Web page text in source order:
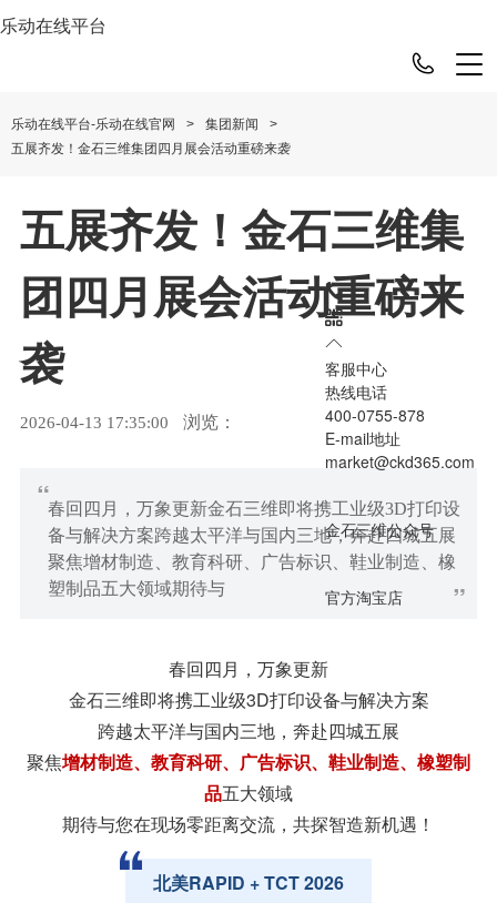
乐动在线平台
乐动在线平台-乐动在线官网 > 集团新闻
>
五展齐发！金石三维集团四月展会活动重磅来袭
五展齐发！金石三维集
团四月展会活动重磅来
袭
2026-04-13 17:35:00 浏览：
“春回四月，万象更新金石三维即将携工业级3D打印设
备与解决方案跨越太平洋与国内三地，奔赴四城五展
聚焦增材制造、教育科研、广告标识、鞋业制造、橡
塑制品五大领域期待与
”
春回四月，万象更新
金石三维即将携工业级3D打印设备与解决方案
跨越太平洋与国内三地，奔赴四城五展
聚焦增材制造、教育科研、广告标识、鞋业制造、橡塑制
品五大领域
期待与您在现场零距离交流，共探智造新机遇！
北美RAPID + TCT 2026
客服中心
热线电话
400-0755-878
E-mail地址
market@ckd365.com
金石三维公众号
官方淘宝店